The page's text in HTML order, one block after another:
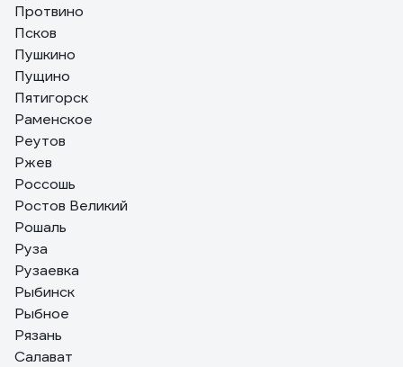
Протвино
Псков
Пушкино
Пущино
Пятигорск
Раменское
Реутов
Ржев
Россошь
Ростов Великий
Рошаль
Руза
Рузаевка
Рыбинск
Рыбное
Рязань
Салават